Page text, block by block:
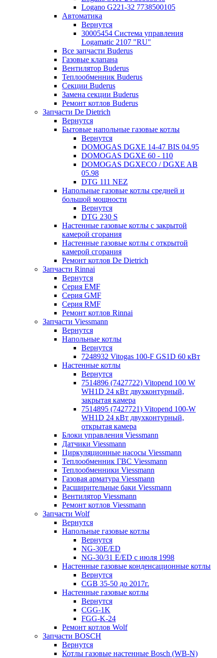
Logano G221-32 7738500105
Автоматика
Вернутся
30005454 Система управления
Logamatic 2107 "RU"
Все запчасти Buderus
Газовые клапана
Вентилятор Buderus
Теплообменник Buderus
Секции Buderus
Замена секции Buderus
Ремонт котлов Buderus
Запчасти De Dietrich
Вернутся
Бытовые напольные газовые котлы
Вернутся
DOMOGAS DGXE 14-47 BIS 04.95
DOMOGAS DGXE 60 - 110
DOMOGAS DGXECO / DGXE AB
05.98
DTG 111 NEZ
Напольные газовые котлы средней и
большой мощности
Вернутся
DTG 230 S
Настенные газовые котлы с закрытой
камерой сгорания
Настенные газовые котлы с открытой
камерой сгорания
Ремонт котлов Dе Dietrich
Запчасти Rinnai
Вернутся
Серия EMF
Серия GMF
Серия RMF
Ремонт котлов Rinnai
Запчасти Viessmann
Вернутся
Напольные котлы
Вернутся
7248932 Vitogas 100-F GS1D 60 кВт
Настенные котлы
Вернутся
7514896 (7427722) Vitopend 100 W
WH1D 24 кВт двухконтурный,
закрытая камера
7514895 (7427721) Vitopend 100-W
WH1D 24 кВт двухконтурный,
открытая камера
Блоки управления Viessmann
Датчики Viessmann
Циркуляционные насосы Viessmann
Теплообменник ГВС Viessmann
Теплообменники Viessmann
Газовая арматура Viessmann
Расширительные баки Viessmann
Вентилятор Viessmann
Ремонт котлов Viessmann
Запчасти Wolf
Вернутся
Напольные газовые котлы
Вернутся
NG-30E/ED
NG-30/31 E/ED с июля 1998
Настенные газовые конденсационные котлы
Вернутся
CGB 35-50 до 2017г.
Настенные газовые котлы
Вернутся
CGG-1K
FGG-K-24
Ремонт котлов Wolf
Запчасти BOSCH
Вернутся
Котлы газовые настенные Bosch (WB-N)